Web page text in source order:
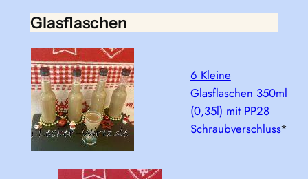
Glasflaschen
6 Kleine
Glasflaschen 350ml
(0,35l) mit PP28
Schraubverschluss*